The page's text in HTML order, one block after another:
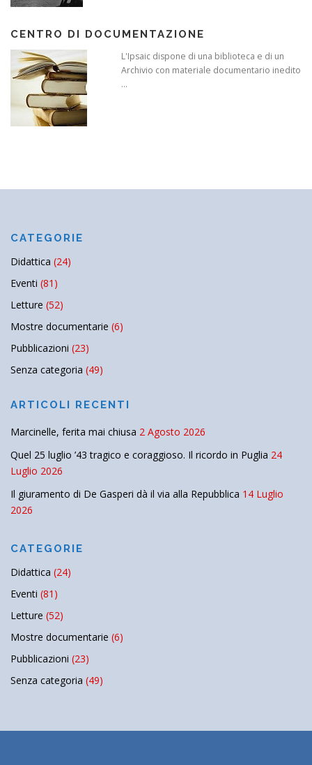
CENTRO DI DOCUMENTAZIONE
L'Ipsaic dispone di una biblioteca e di un
Archivio con materiale documentario inedito
...
CATEGORIE
Didattica (24)
Eventi (81)
Letture (52)
Mostre documentarie (6)
Pubblicazioni (23)
Senza categoria (49)
ARTICOLI RECENTI
Marcinelle, ferita mai chiusa 2 Agosto 2026
Quel 25 luglio ’43 tragico e coraggioso. Il ricordo in Puglia 24
Luglio 2026
Il giuramento di De Gasperi dà il via alla Repubblica 14 Luglio
2026
CATEGORIE
Didattica (24)
Eventi (81)
Letture (52)
Mostre documentarie (6)
Pubblicazioni (23)
Senza categoria (49)